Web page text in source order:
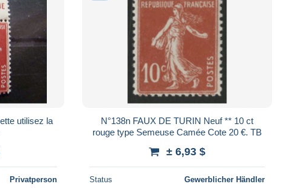
utilisez la
Privatperson
N°138n FAUX DE TURIN Neuf ** 10 ct
rouge type Semeuse Camée Cote 20 €. TB
± 6,93 $
Status Gewerblicher Händler